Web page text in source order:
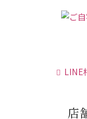
LINE
店